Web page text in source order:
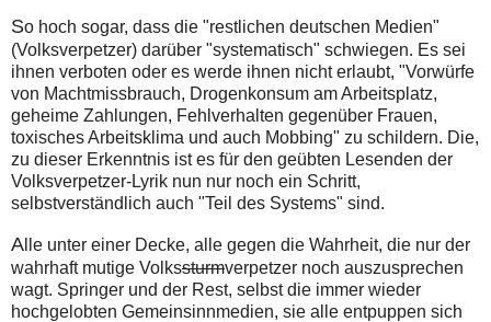
So hoch sogar, dass die "restlichen deutschen Medien"
(Volksverpetzer) darüber "systematisch" schwiegen. Es sei
ihnen verboten oder es werde ihnen nicht erlaubt, "Vorwürfe
von Machtmissbrauch, Drogenkonsum am Arbeitsplatz,
geheime Zahlungen, Fehlverhalten gegenüber Frauen,
toxisches Arbeitsklima und auch Mobbing" zu schildern. Die,
zu dieser Erkenntnis ist es für den geübten Lesenden der
Volksverpetzer-Lyrik nun nur noch ein Schritt,
selbstverständlich auch "Teil des Systems" sind.
A lle unter einer Decke, alle gegen die Wahrheit, die nur der
wahrhaft mutige Volkssturmverpetzer noch auszusprechen
wagt. Springer und der Rest, selbst die immer wieder
hochgelobten Gemeinsinnmedien, sie alle entpuppen sich